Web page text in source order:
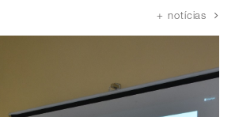
+ notícias